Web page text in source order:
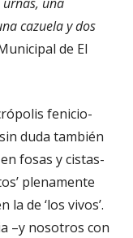
cazuela y dos
de El
fenicio-
duda también
fosas y cistas-
plenamente
de ‘los vivos’.
–y nosotros con